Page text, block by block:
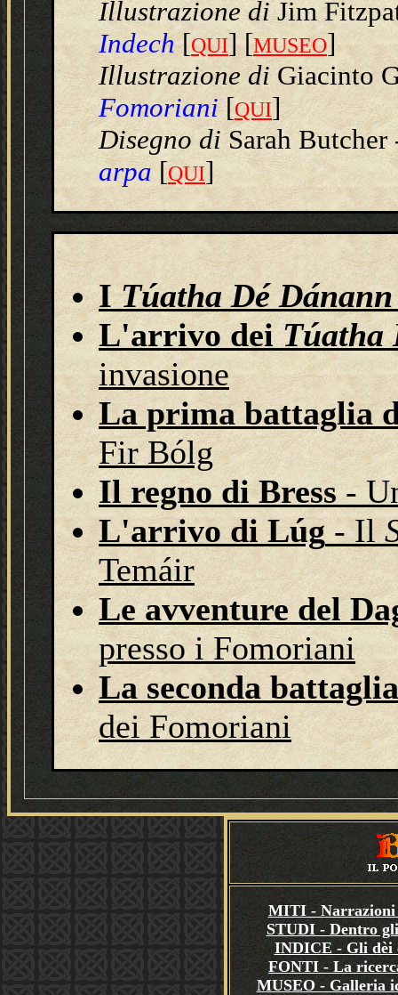
IllustrazionediJim
Indech[QUI] [MUSEO]
Illustrazione di Giacinto
Fomoriani[QUI]
DisegnodiSarah
arpa [QUI]
ITúatha Dé Dánann
L'arrivo deiTúatha
invasione
La prima battaglia
Fir Bólg
Il regno di Bress-
L'arrivo di Lúg - Il
Temáir
Le avventure del
presso i Fomoriani
La seconda
dei Fomoriani
MITI - Narrazioni
STUDI - Dentro
INDICE - Gli dèi
FONTI - La
MUSEO - Galleria